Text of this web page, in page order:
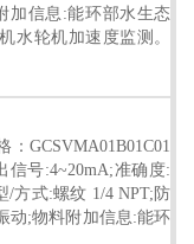
加信息:能环部水生态
水轮机加速度监测。
GCSVMA01B01C01
信号:4~20mA;准确度:
/方式:螺纹 1/4 NPT;防
动;物料附加信息:能环